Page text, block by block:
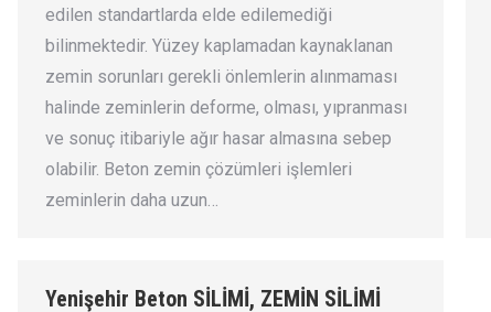
edilen standartlarda elde edilemediği
bilinmektedir. Yüzey kaplamadan kaynaklanan
zemin sorunları gerekli önlemlerin alınmaması
halinde zeminlerin deforme, olması, yıpranması
ve sonuç itibariyle ağır hasar almasına sebep
olabilir. Beton zemin çözümleri işlemleri
zeminlerin daha uzun…
Yenişehir Beton SİLİMİ, ZEMİN SİLİMİ